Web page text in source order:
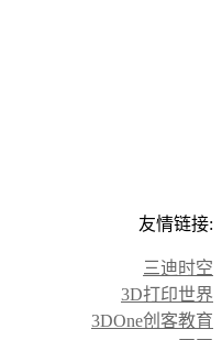
友情链接:
三迪时空
3D打印世界
3DOne创客教育